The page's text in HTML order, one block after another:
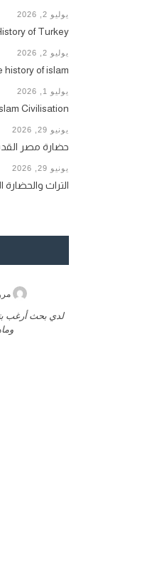
يوليو 2, 2026
of Turkey
يوليو 2, 2026
history of islam
يوليو 1, 2026
Civilisation
يونيو 29, 2026
حضارة مصر
يونيو 29, 2026
التراث والحضارة
لدي بحث أرغب